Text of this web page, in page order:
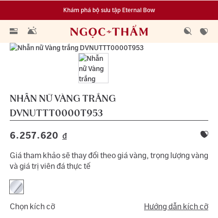
Khám phá bộ sưu tập Eternal Bow
Đa dạng lựa chọn tích luỹ từ 0.1 chỉ vàng 999.9
NHẪN NỮ VÀNG TRẮNG
DVNUTTT0000T953
6.257.620 đ
Giá tham khảo sẽ thay đổi theo giá vàng, trọng lượng vàng
và giá trị viên đá thực tế
Chọn kích cỡ Hướng dẫn kích cỡ